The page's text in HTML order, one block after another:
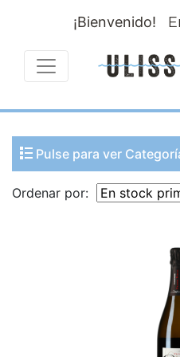
¡Bienvenido!
Pulse para ver
Ordenar por: